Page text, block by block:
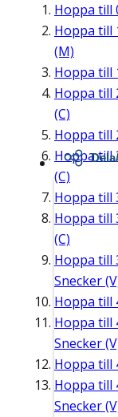
Hoppa till
Hoppa till
(M)
Hoppa till
Hoppa till
(C)
Hoppa till
Hoppa till
(C)
Hoppa till
Hoppa till
(C)
Hoppa till
Snecker
Hoppa till
Hoppa till
Snecker
Hoppa till
Hoppa till
Snecker